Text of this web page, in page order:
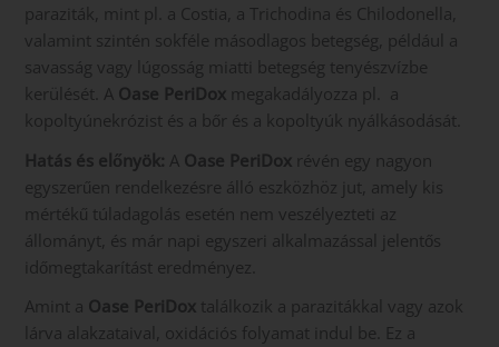
paraziták, mint pl. a Costia, a Trichodina és Chilodonella,
valamint szintén sokféle másodlagos betegség, például a
savasság vagy lúgosság miatti betegség tenyészvízbe
kerülését. A Oase PeriDox megakadályozza pl. a
kopoltyúnekrózist és a bőr és a kopoltyúk nyálkásodását.
Hatás és előnyök: A Oase PeriDox révén egy nagyon
egyszerűen rendelkezésre álló eszközhöz jut, amely kis
mértékű túladagolás esetén nem veszélyezteti az
állományt, és már napi egyszeri alkalmazással jelentős
időmegtakarítást eredményez.
Amint a Oase PeriDox találkozik a parazitákkal vagy azok
lárva alakzataival, oxidációs folyamat indul be. Ez a